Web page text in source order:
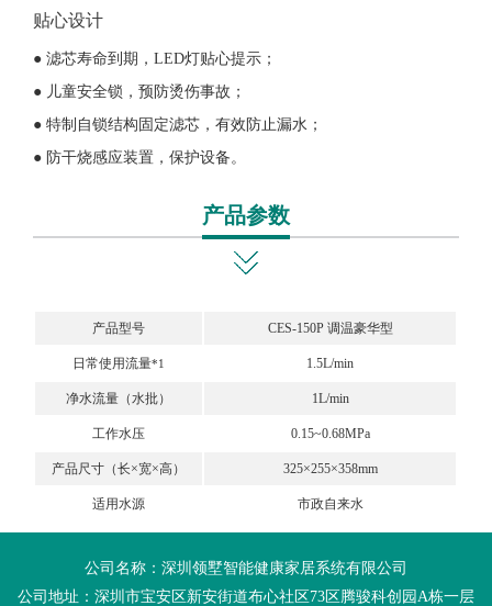
贴心设计
● 滤芯寿命到期，LED灯贴心提示；
● 儿童安全锁，预防烫伤事故；
● 特制自锁结构固定滤芯，有效防止漏水；
● 防干烧感应装置，保护设备。
产品参数
产品型号 CES-150P 调温豪华型
日常使用流量*1 1.5L/min
净水流量（水批） 1L/min
工作水压 0.15~0.68MPa
产品尺寸（长×宽×高） 325×255×358mm
适用水源 市政自来水
公司名称：深圳领墅智能健康家居系统有限公司
公司地址：深圳市宝安区新安街道布心社区73区腾骏科创园A栋一层